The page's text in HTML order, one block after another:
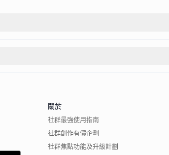
關於
社群最強使用指南
社群創作有價企劃
社群焦點功能及升級計劃